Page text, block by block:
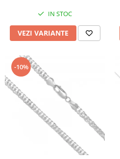
IN STOC
VEZI VARIANTE
-10%